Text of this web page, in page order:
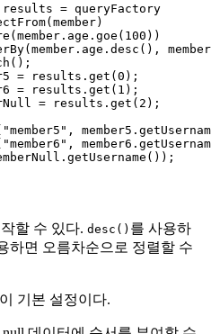
results = queryFactory
(member)
(member . age . goe ( 100 ))
(member . age . desc () , member
() ;
= results . get (0 ) ;
= results . get ( 1 ) ;
= results . get ( 2 ) ;
"member5 " , member5
"member6 " , member6
.getUsername ()) ;
할 수 있다. desc() 를 사용하
하면 오름차순으로 정렬할 수
기본 설정이다.